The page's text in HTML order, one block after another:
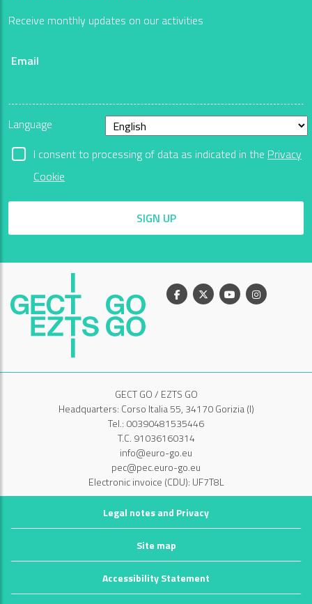
Receive monthly updates on our activities
Email
Language
I consent to processing of data as indicated in the Privacy
Cookie
SIGN UP
Facebook
X YoutubeInstagram
GECT GO / EZTS GO
Headquarters: Corso Italia 55, 34170 Gorizia (I)
Tel.: 00390481535446
T.C. 91036160314
info@euro-go.eu
pec@pec.euro-go.eu
Electronic invoice (CDU): UF7T8L
Legal notes and Privacy
Site map
Accessibility Statement